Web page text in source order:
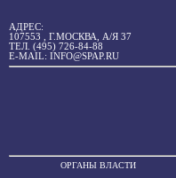
АДРЕС:
107553 , Г.МОСКВА, А/Я 37
ТЕЛ. (495) 726-84-88
E-MAIL: INFO@SPAP.RU
ОРГАНЫ ВЛАСТИ